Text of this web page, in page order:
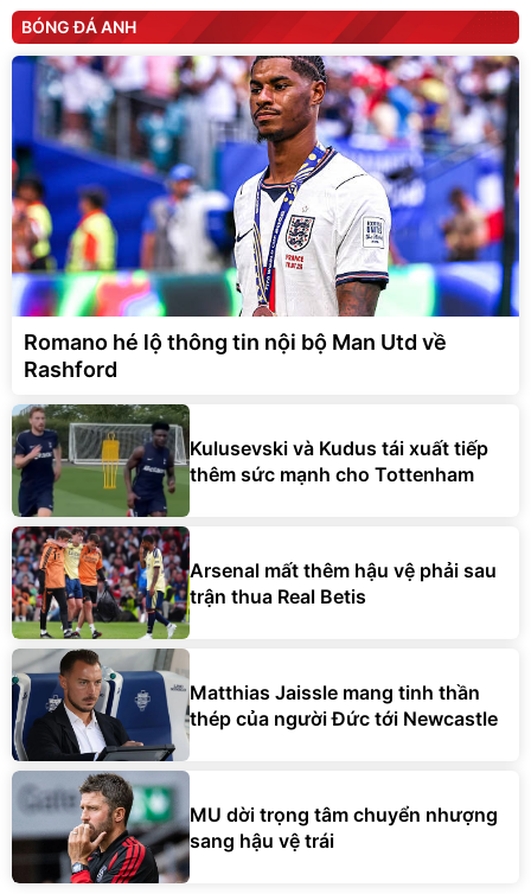
BÓNG ĐÁ ANH
Romano hé lộ thông tin nội bộ Man Utd về
Rashford
Kulusevski và Kudus tái xuất tiếp
thêm sức mạnh cho Tottenham
Arsenal mất thêm hậu vệ phải sau
trận thua Real Betis
Matthias Jaissle mang tinh thần
thép của người Đức tới Newcastle
MU dời trọng tâm chuyển nhượng
sang hậu vệ trái